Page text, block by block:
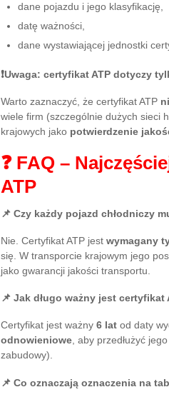
dane pojazdu i jego klasyfikację,
datę ważności,
dane wystawiającej jednostki
❗Uwaga: certyfikat ATP dotyczy
Warto zaznaczyć, że certyfikat ATP
wiele firm (szczególnie dużych sieci
krajowych jako potwierdzenie
❓ FAQ –
ATP
📌 Czy każdy pojazd chłodniczy
Nie. Certyfikat ATP jest wymagany
się. W transporcie krajowym jego
jako gwarancji jakości transportu.
📌 Jak długo ważny jest certyfikat
Certyfikat jest ważny 6 lat od daty
odnowieniowe, aby przedłużyć
zabudowy).
📌 Co oznaczają oznaczenia na